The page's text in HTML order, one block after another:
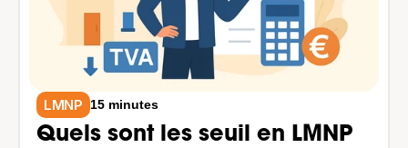
LMNP 15 minutes
Quels sont les seuil en LMNP